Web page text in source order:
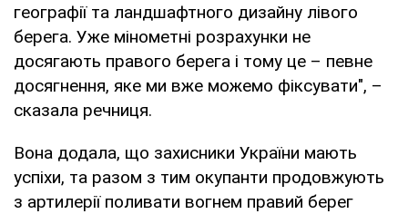
географії та ландшафтного дизайну лівого
берега. Уже мінометні розрахунки не
досягають правого берега і тому це – певне
досягнення, яке ми вже можемо фіксувати", –
сказала речниця.
Вона додала, що захисники України мають
успіхи, та разом з тим окупанти продовжують
з артилерії поливати вогнем правий берег